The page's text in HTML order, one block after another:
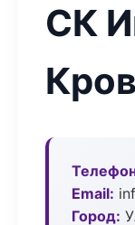
СК
Кров
Email:
Город: